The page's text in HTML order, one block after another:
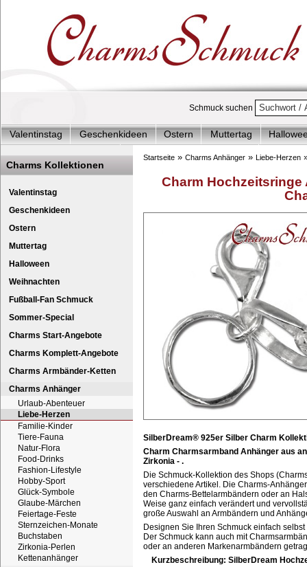
Schmuck suchen
Valentinstag Geschenkideen Ostern Muttertag
Charms Start-Angebote
Charms Komplett-Angebote
Charms
Silberschmuck & mehr
Charms - Kinder & Jugendlich
Charms Kollektionen
Valentinstag
Geschenkideen
Ostern
Muttertag
Halloween
Weihnachten
Fußball-Fan Schmuck
Sommer-Special
Charms Start-Angebote
Charms Komplett-Angebote
Charms Armbänder-Ketten
Charms Anhänger
Urlaub-Abenteuer
Liebe-Herzen
Familie-Kinder
Tiere-Fauna
Natur-Flora
Food-Drinks
Fashion-Lifestyle
Hobby-Sport
Glück-Symbole
Glaube-Märchen
Feiertage-Feste
Sternzeichen-Monate
Buchstaben
Zirkonia-Perlen
Kettenanhänger
Startseite » Charms Anhänger » Liebe-Herzen
Charm Hochzeitsringe
SilberDream® 925er Silber Charm
Charm Charmsarmband Anhänger aus
Zirkonia - .
Die Schmuck-Kollektion des Shops
verschiedene Artikel. Die Charms-
den Charms-Bettelarmbändern oder an
Weise ganz einfach verändert und
große Auswahl an Armbändern und
Designen Sie Ihren Schmuck einfach
Der Schmuck kann auch mit
oder an anderen Markenarmbändern
Kurzbeschreibung: SilberDream